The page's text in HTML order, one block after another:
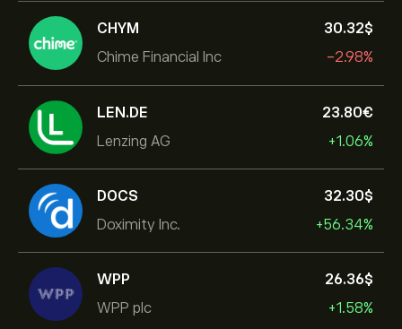
CHYM
Chime Financial Inc
30.32‎$‎
-2.98%
LEN.DE
Lenzing AG
23.80‎€‎
+1.06%
DOCS
Doximity Inc.
32.30‎$‎
+56.34%
WPP
WPP plc
26.36‎$‎
+1.58%